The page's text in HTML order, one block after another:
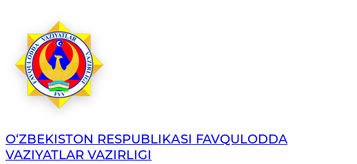
O‘ZBЕKISTОN RЕSPUBLIKАSI FAVQULODDA
VAZIYATLAR VAZIRLIGI